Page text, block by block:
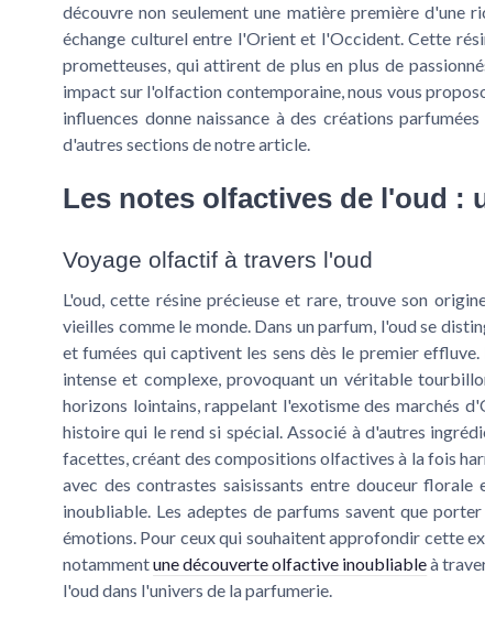
découvre non seulement une matière première d'une
échange culturel entre l'Orient et l'Occident. Cette
prometteuses, qui attirent de plus en plus de
impact sur l'olfaction contemporaine, nous vous
influences donne naissance à des créations
d'autres sections de notre article.
Les notes olfactives de l'oud :
Voyage olfactif à travers l'oud
L'oud, cette résine précieuse et rare, trouve son
vieilles comme le monde. Dans un parfum, l'oud se
et fumées qui captivent les sens dès le premier
intense et complexe, provoquant un véritable
horizons lointains, rappelant l'exotisme des marchés
histoire qui le rend si spécial. Associé à d'autres
facettes, créant des compositions olfactives à la fois
avec des contrastes saisissants entre douceur
inoubliable. Les adeptes de parfums savent que
émotions. Pour ceux qui souhaitent approfondir cette
notammentune découverte olfactive inoubliableà
l'oud dans l'univers de la parfumerie.